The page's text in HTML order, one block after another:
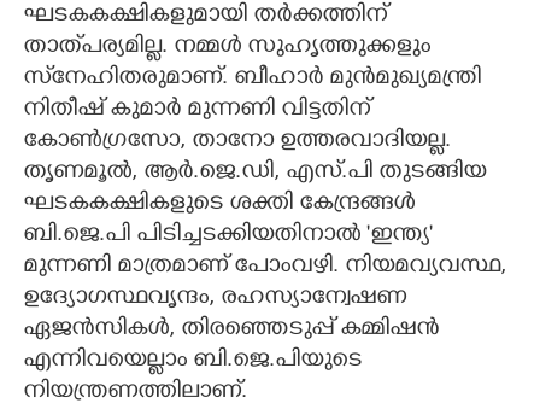
ഘടകകക്ഷികളുമായി തർക്കത്തിന്
താത്‌പര്യമില്ല. നമ്മൾ സുഹൃത്തുക്കളും
സ്‌നേഹിതരുമാണ്. ബീഹാർ മുൻമുഖ്യമന്ത്രി
നിതീഷ് കുമാർ മുന്നണി വിട്ടതിന്
കോൺഗ്രസോ, താനോ ഉത്തരവാദിയല്ല.
തൃണമൂൽ, ആർ.ജെ.ഡി, എസ്‌.പി തുടങ്ങിയ
ഘടകകക്ഷികളുടെ ശക്തി കേന്ദ്രങ്ങൾ
ബി.ജെ.പി പിടിച്ചടക്കിയതിനാൽ 'ഇന്ത്യ'
മുന്നണി മാത്രമാണ് പോംവഴി. നിയമവ്യവസ്ഥ,
ഉദ്യോഗസ്ഥവൃന്ദം, രഹസ്യാന്വേഷണ
ഏജൻസികൾ, തിരഞ്ഞെടുപ്പ് കമ്മിഷൻ
എന്നിവയെല്ലാം ബി.ജെ.പിയുടെ
നിയന്ത്രണത്തിലാണ്.